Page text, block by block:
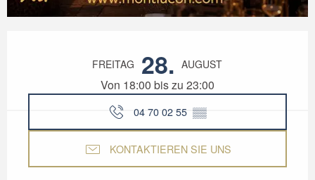
FREITAG 28. AUGUST
Von 18:00 bis zu 23:00
04 70 02 55 ▒▒
KONTAKTIEREN SIE UNS